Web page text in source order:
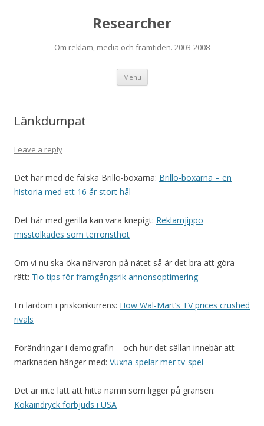
Researcher
Om reklam, media och framtiden. 2003-2008
Menu Skip to content
Länkdumpat
Leave a reply
Det här med de falska Brillo-boxarna: Brillo-boxarna – en
historia med ett 16 år stort hål
Det här med gerilla kan vara knepigt: Reklamjippo
misstolkades som terroristhot
Om vi nu ska öka närvaron på nätet så är det bra att göra
rätt: Tio tips för framgångsrik annonsoptimering
En lärdom i priskonkurrens: How Wal-Mart’s TV prices crushed
rivals
Förändringar i demografin – och hur det sällan innebär att
marknaden hänger med: Vuxna spelar mer tv-spel
Det är inte lätt att hitta namn som ligger på gränsen:
Kokaindryck förbjuds i USA